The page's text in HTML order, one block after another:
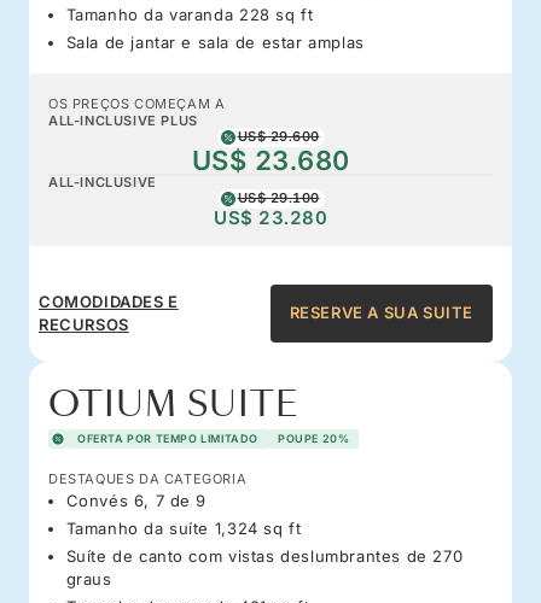
Tamanho da varanda 228 sq ft
Sala de jantar e sala de estar amplas
OS PREÇOS COMEÇAM A
ALL-INCLUSIVE PLUS
US$ 29.600
US$ 23.680
ALL-INCLUSIVE
US$ 29.100
US$ 23.280
COMODIDADES E
RECURSOS
RESERVE A SUA SUITE
OTIUM SUITE
OFERTA POR TEMPO LIMITADO POUPE 20%
DESTAQUES DA CATEGORIA
Convés 6, 7 de 9
Tamanho da suíte 1,324 sq ft
Suíte de canto com vistas deslumbrantes de 270
graus